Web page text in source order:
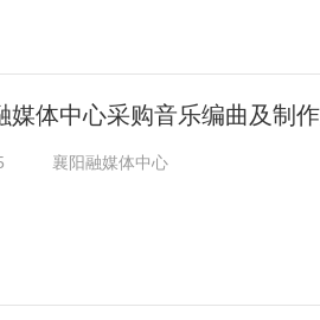
媒体中心采购音乐编曲及制
襄阳融媒体中心